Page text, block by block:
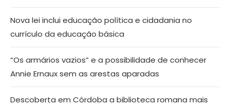
Nova lei inclui educação política e cidadania no
currículo da educação básica
“Os armários vazios” e a possibilidade de conhecer
Annie Ernaux sem as arestas aparadas
Descoberta em Córdoba a biblioteca romana mais